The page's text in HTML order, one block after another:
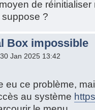
de
?
Box impossible
Jan 2025 13:42
eu ce problème,
au système